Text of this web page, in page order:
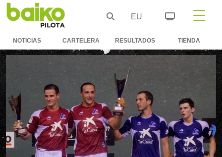
EU
NOTICIAS CARTELERA RESULTADOS TIENDA